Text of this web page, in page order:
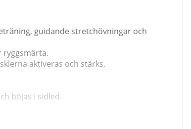
guidande stretchövningar och
ryggsmärta.
aktiveras och stärks.
böjas i sidled.